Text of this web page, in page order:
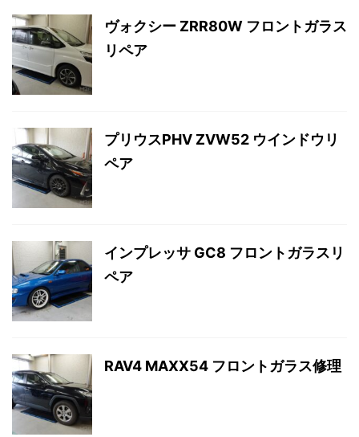
ヴォクシー ZRR80W フロントガラス
リペア
プリウスPHV ZVW52 ウインドウリ
ペア
インプレッサ GC8 フロントガラスリ
ペア
RAV4 MAXX54 フロントガラス修理